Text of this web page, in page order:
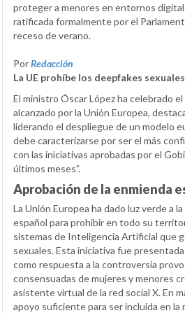
proteger a menores en entornos
ratificada formalmente por el
receso de verano.
PorRedacción
La UE prohíbe los deepfakes sexuales
El ministro Óscar López ha celebrado
alcanzado por la Unión Europea,
liderando el despliegue de un modelo
debe caracterizarse por ser el más
con las iniciativas aprobadas por el
últimos meses”.
Aprobación de la enmienda
La Unión Europea ha dado luz verde a
español para prohibir en todo su
sistemas de Inteligencia Artificial que
sexuales. Esta iniciativa fue
como respuesta a la controversia
consensuadas de mujeres y menores
asistente virtual de la red social X. En
apoyo suficiente para ser incluida en la